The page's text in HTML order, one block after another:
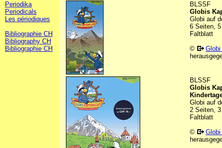
Periodika
Periodicals
Les périodiques
Bibliographie CH
Bibliography CH
Bibliographie CH
BLSSF
Globis
Globi auf
6 Seiten,
Faltblatt
©
Globi
BLSSF
Globis
Globi auf
2 Seiten,
Faltblatt
©
Globi